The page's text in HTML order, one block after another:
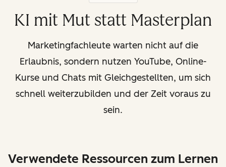
KI mit Mut statt Masterplan
Marketingfachleute warten nicht auf die
Erlaubnis, sondern nutzen YouTube, Online-
Kurse und Chats mit Gleichgestellten, um sich
schnell weiterzubilden und der Zeit voraus zu
sein.
Verwendete Ressourcen zum Lernen